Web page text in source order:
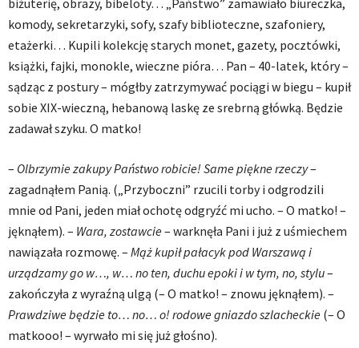
biżuterię, obrazy, bibeloty… „Państwo” zamawiało biureczka,
komody, sekretarzyki, sofy, szafy biblioteczne, szafoniery,
etażerki… Kupili kolekcję starych monet, gazety, pocztówki,
książki, fajki, monokle, wieczne pióra… Pan – 40-latek, który –
sądząc z postury – mógłby zatrzymywać pociągi w biegu – kupił
sobie XIX-wieczną, hebanową laskę ze srebrną główką. Będzie
zadawał szyku. O matko!
– Olbrzymie zakupy Państwo robicie! Same piękne rzeczy–
zagadnąłem Panią. („Przyboczni” rzucili torby i odgrodzili
mnie od Pani, jeden miał ochotę odgryźć mi ucho. – O matko! –
jęknąłem). – Wara, zostawcie– warknęła Pani i już z uśmiechem
nawiązała rozmowę. – Mąż kupił pałacyk pod Warszawą i
urządzamy go w…, w… no ten, duchu epoki i w tym, no, stylu–
zakończyła z wyraźną ulgą (– O matko! – znowu jęknąłem). –
Prawdziwe będzie to… no… o! rodowe gniazdo szlacheckie (– O
matkooo! – wyrwało mi się już głośno).